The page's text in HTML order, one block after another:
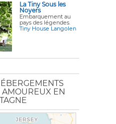
La Tiny Sous les
Noyers
Embarquement au
pays des légendes.
Tiny House Langolen
AMOUREUX EN